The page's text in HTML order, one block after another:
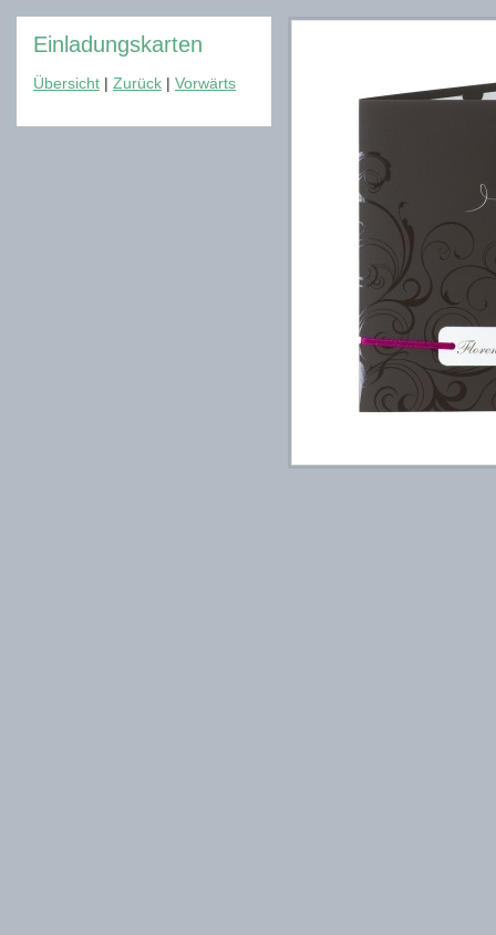
Einladungskarten
Übersicht | Zurück | Vorwärts